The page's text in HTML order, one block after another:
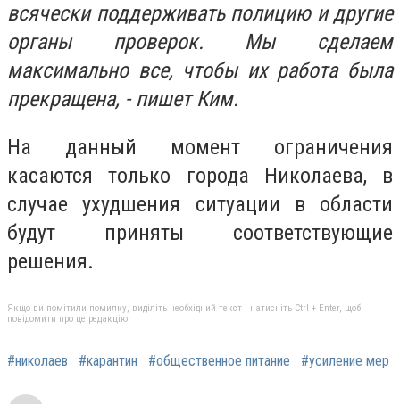
всячески поддерживать полицию и другие
органы проверок. Мы сделаем
максимально все, чтобы их работа была
прекращена, - пишет Ким.
На данный момент ограничения
касаются только города Николаева, в
случае ухудшения ситуации в области
будут приняты соответствующие
решения.
Якщо ви помітили помилку, виділіть необхідний текст і натисніть Ctrl + Enter, щоб
повідомити про це редакцію
#николаев #карантин #общественное питание #усиление мер